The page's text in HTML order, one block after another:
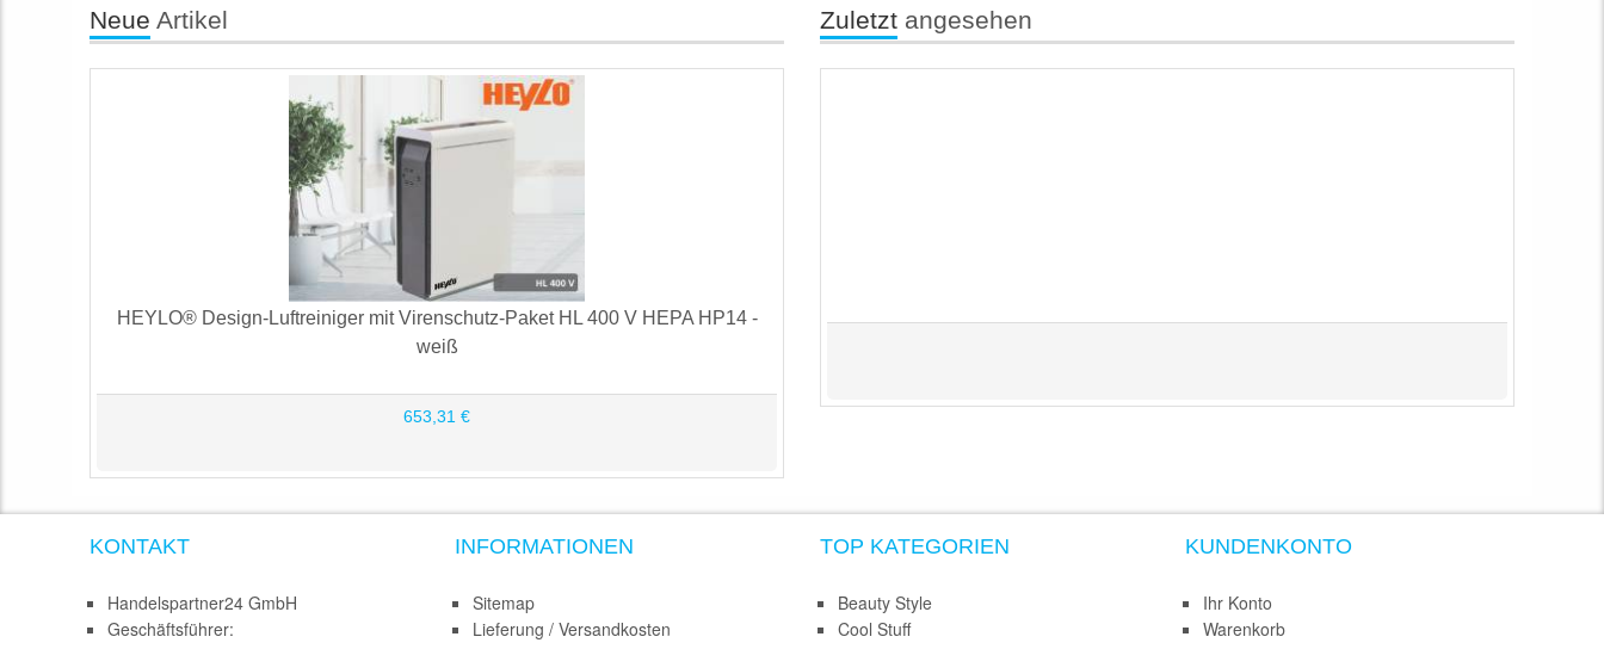
Neue Artikel
HEYLO® Design-Luftreiniger mit Virenschutz-Paket HL 400 V HEPA HP14 -
weiß
653,31 €
Zuletzt angesehen
KONTAKT
Handelspartner24 GmbH
Geschäftsführer:
INFORMATIONEN
Sitemap
Lieferung / Versandkosten
TOP KATEGORIEN
Beauty Style
Cool Stuff
KUNDENKONTO
Ihr Konto
Warenkorb